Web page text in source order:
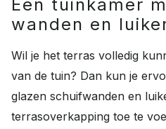
Een tuinkamer
wanden en
Wil je het terras volledig
van de tuin? Dan kun je
glazen schuifwanden en
terrasoverkapping toe te